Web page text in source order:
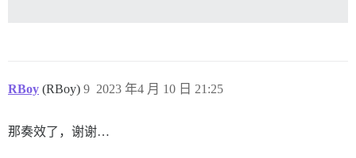
RBoy (RBoy) 2023 年4 月 10 日 21:25
9
那奏效了，谢谢…